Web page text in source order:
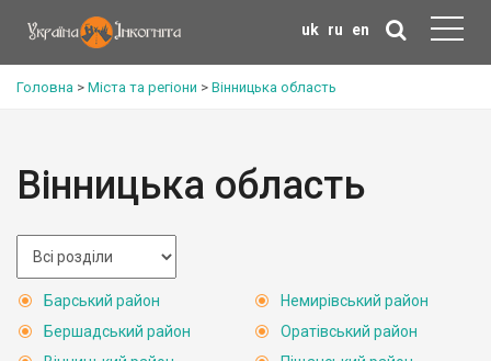
uk ru en
Головна > Міста та регіони > Вінницька область
Вінницька область
Барський район
Бершадський район
Немирівський район
Оратівський район